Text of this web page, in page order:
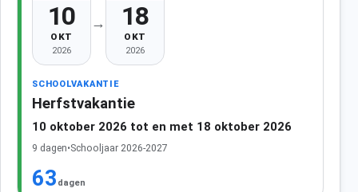
10
OKT
2026
→ 18
OKT
2026
SCHOOLVAKANTIE
Herfstvakantie
10 oktober 2026 tot en met 18 oktober 2026
9 dagen•Schooljaar 2026-2027
63 dagen